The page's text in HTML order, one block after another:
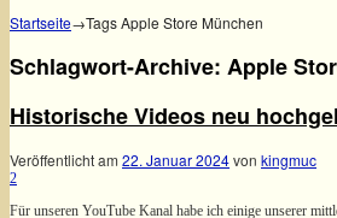
Startseite→TagsApple Store München
Schlagwort-Archive: Apple
Historische Videos neu
Veröffentlicht am 22. Januar 2024von kingmuc
2
Für unseren YouTube Kanal habe ich einige unserer